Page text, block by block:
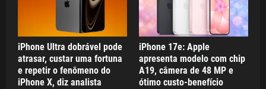
iPhone Ultra dobrável pode
atrasar, custar uma fortuna
e repetir o fenômeno do
iPhone X, diz analista
iPhone 17e: Apple
apresenta modelo com chip
A19, câmera de 48 MP e
ótimo custo-benefício